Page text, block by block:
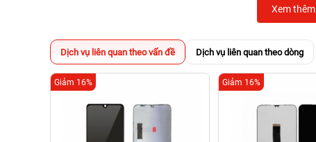
Xem thêm
Dịch vụ liên quan theo vấn đề Dịch vụ liên quan theo dòng
Giảm 16% Giảm 16%